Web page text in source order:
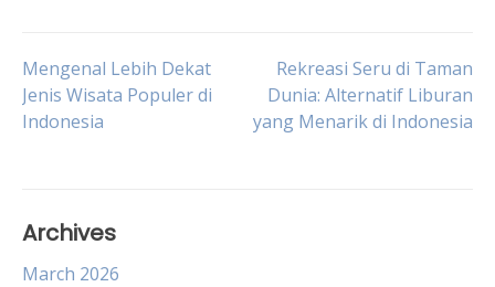
Post
navigation
Mengenal Lebih Dekat
Jenis Wisata Populer di
Indonesia
Rekreasi Seru di Taman
Dunia: Alternatif Liburan
yang Menarik di Indonesia
Archives
March 2026